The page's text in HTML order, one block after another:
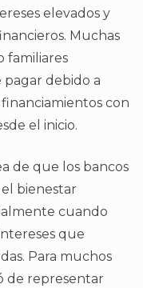
elevados y
Muchas
familiares
debido a
con
el inicio.
de que los bancos
bienestar
cuando
que
Para muchos
de representar